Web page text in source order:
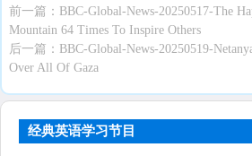
前一篇： BBC-Global-News-20250517-The
Mountain 64 Times To Inspire Others
后一篇： BBC-Global-News-20250519-
Over All Of Gaza
经典英语学习节目